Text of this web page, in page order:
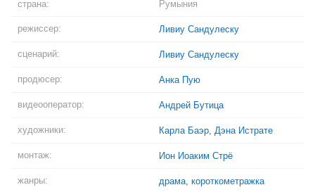
страна: Румыния
режиссер: Ливиу Сандулеску
сценарий: Ливиу Сандулеску
продюсер: Анка Пую
видеооператор: Андрей Бутица
художники: Карла Баэр, Дэна Истрате
монтаж: Ион Иоаким Стрё
жанры: драма, короткометражка